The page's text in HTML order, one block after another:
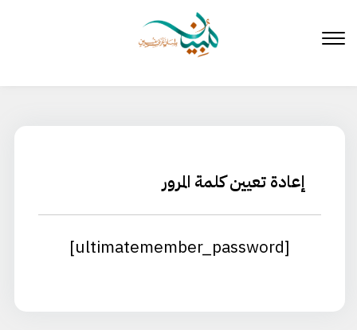
المحتوى
إعادة تعيين كلمة المرور
[ultimatemember_password]